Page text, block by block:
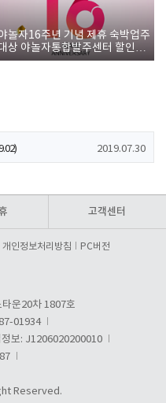
놀자16주년 기념 제휴 숙박업주
상 야놀자통합발주센터 할인쿠
증정
2019.07.30
고객센터
개인정보처리방침 PC버전
운20차 1807호
01934
정보: J1206020200010
Reserved.